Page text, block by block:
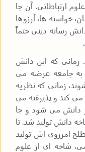
ارتباطاتی. آن جا
خواسته ها، آرزوها
رسانه دینی حتماً
زمانی که این دانش
جامعه عرضه می
زمانی که نظریه
کند و پذیرفته می
دانش می شود و جا
دانش تولید شد. تا
امرزوی اش تولید
شاخه ای از علوم